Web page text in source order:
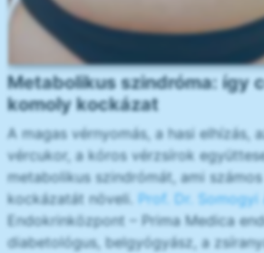
Metabolikus szindróma: így
komoly kockázat
A magas vérnyomás, a hasi elhízás,
vércukor, a kóros vérzsírok
metabolikus szindrómát, ami
kockázatát növeli. Prof. Dr. Somogyi
Endokrinközpont – Prima Medica
diabetológus, belgyógyász, a